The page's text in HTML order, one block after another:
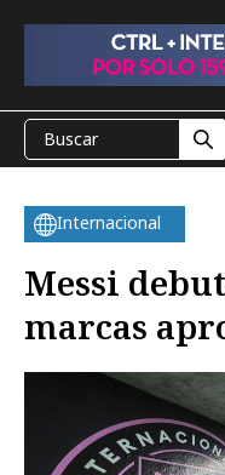
Internacional
Messi
marcas